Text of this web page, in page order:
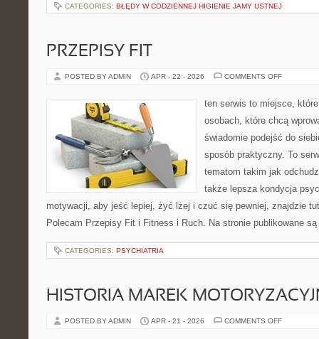
CATEGORIES: BŁĘDY W CODZIENNEJ HIGIENIE JAMY USTNEJ
PRZEPISY FIT
POSTED BY ADMIN APR - 22 - 2026 COMMENTS OFFON
ten serwis to miejsce,
osobach, które chcą
świadomie podejść do
sposób praktyczny. To
tematom takim jak
także lepsza kondycja
motywacji, aby jeść lepiej, żyć lżej i czuć się pewniej, znajdzie
Polecam Przepisy Fit i Fitness i Ruch. Na stronie publikowane
CATEGORIES: PSYCHIATRIA
HISTORIA MAREK
POSTED BY ADMIN APR - 21 - 2026 COMMENTS OFFON